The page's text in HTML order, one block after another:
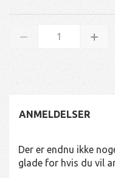
ANMELDELSER
Der er endnu ikke
glade for hvis du vil